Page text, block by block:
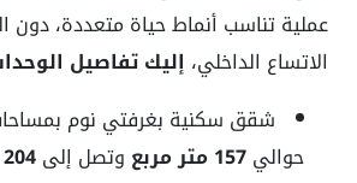
عملية تناسب أنماط حياة متعددة، دون
الاتساع الداخلي، إليكتفاصيل
شقق سكنية بغرفتي نوم
حوالي157 متر مربع وتصل إلى204 متر مربع